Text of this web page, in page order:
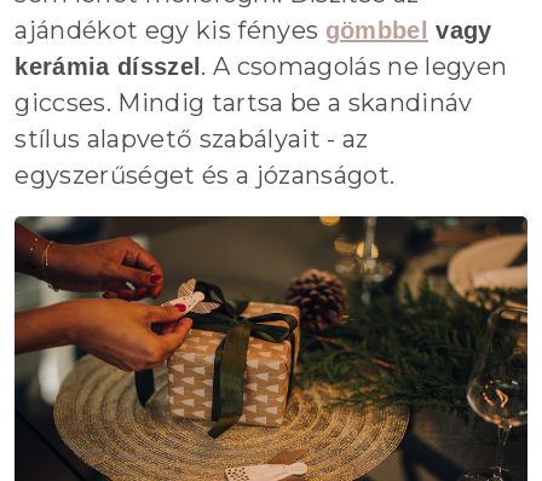
ajándékot egy kis fényes gömbbel vagy
kerámia dísszel. A csomagolás ne legyen
giccses. Mindig tartsa be a skandináv
stílus alapvető szabályait - az
egyszerűséget és a józanságot.